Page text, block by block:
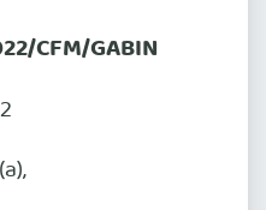
CFM/GABIN